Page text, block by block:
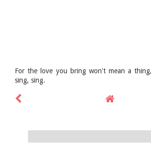
For the love you bring won't mean a
sing, sing.